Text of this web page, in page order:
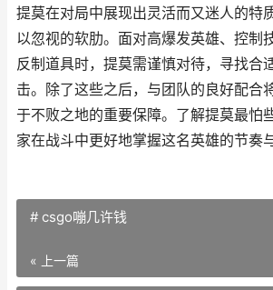
提莫在对局中展现出灵活而又迷人的特
以忽视的软肋。面对高爆发英雄、控制
反制道具时，提莫需谨慎对待，寻找合
击。除了这些之后，与团队的良好配合
于不败之地的重要保障。了解提莫最怕
家在战斗中更好地掌握这名英雄的节奏
# csgo嘣几许钱
« 上一篇